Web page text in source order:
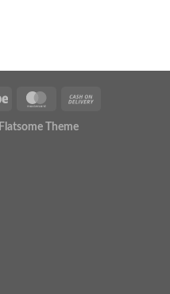
Flatsome Theme